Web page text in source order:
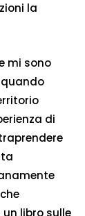
la
mi sono
di
libro sulle